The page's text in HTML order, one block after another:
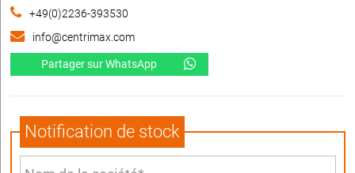
+49(0)2236-393530
info@centrimax.com
Partager sur WhatsApp
Notification de stock